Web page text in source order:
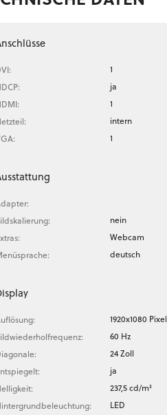
1
ja
1
intern
1
nein
Webcam
deutsch
1920x1080 Pixel
60 Hz
24 Zoll
ja
237,5 cd/m²
LED